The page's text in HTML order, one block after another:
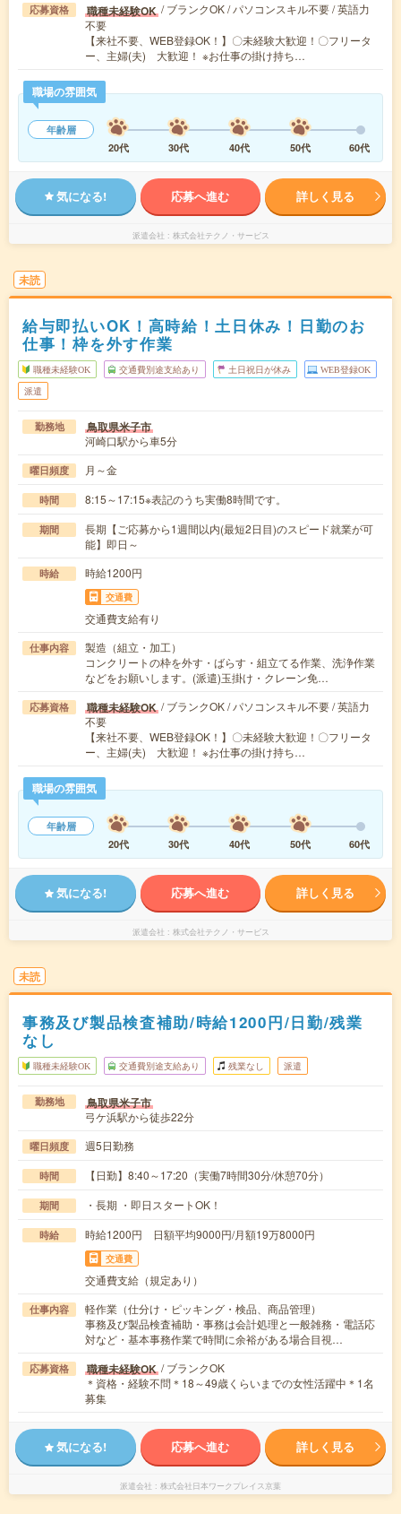
応募資格 職種未経験OK / ブランクOK / パソコンスキル不要 / 英語力
不要
【来社不要、WEB登録OK！】〇未経験大歓迎！〇フリータ
ー、主婦(夫) 大歓迎！ ※お仕事の掛け持ち…
職場の雰囲気
年齢層
20代
30代 40代 50代 60代
気になる! 応募へ進む 詳しく見る
派遣会社 株式会社テクノ・サービス
未読
給与即払いOK！高時給！土日休み！日勤のお
仕事！枠を外す作業
職種未経験OK 交通費別途支給あり 土日祝日が休み WEB登録OK
派遣
勤務地 鳥取県米子市
河崎口駅から車5分
曜日頻度 月～金
時間 8:15～17:15※表記のうち実働8時間です。
期間
長期【ご応募から1週間以内(最短2日目)のスピード就業が可
能】即日～
時給 時給1200円
交通費
交通費支給有り
仕事内容
製造（組立・加工）
コンクリートの枠を外す・ばらす・組立てる作業、洗浄作業
などをお願いします。(派遣)玉掛け・クレーン免…
応募資格 職種未経験OK / ブランクOK / パソコンスキル不要 / 英語力
不要
【来社不要、WEB登録OK！】〇未経験大歓迎！〇フリータ
ー、主婦(夫) 大歓迎！ ※お仕事の掛け持ち…
職場の雰囲気
年齢層
20代
30代 40代 50代 60代
気になる! 応募へ進む 詳しく見る
派遣会社 株式会社テクノ・サービス
未読
事務及び製品検査補助/時給1200円/日勤/残業
なし
職種未経験OK 交通費別途支給あり 残業なし 派遣
勤務地 鳥取県米子市
弓ケ浜駅から徒歩22分
曜日頻度 週5日勤務
時間 【日勤】8:40～17:20（実働7時間30分/休憩70分）
期間 ・長期 ・即日スタートOK！
時給 時給1200円 日額平均9000円/月額19万8000円
交通費
交通費支給（規定あり）
仕事内容
軽作業（仕分け・ピッキング・検品、商品管理）
事務及び製品検査補助・事務は会計処理と一般雑務・電話応
対など・基本事務作業で時間に余裕がある場合目視…
応募資格 職種未経験OK / ブランクOK
＊資格・経験不問＊18～49歳くらいまでの女性活躍中＊1名
募集
気になる! 応募へ進む 詳しく見る
派遣会社 株式会社日本ワークプレイス京葉